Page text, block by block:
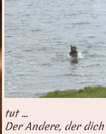
tut ...
Der Andere, der